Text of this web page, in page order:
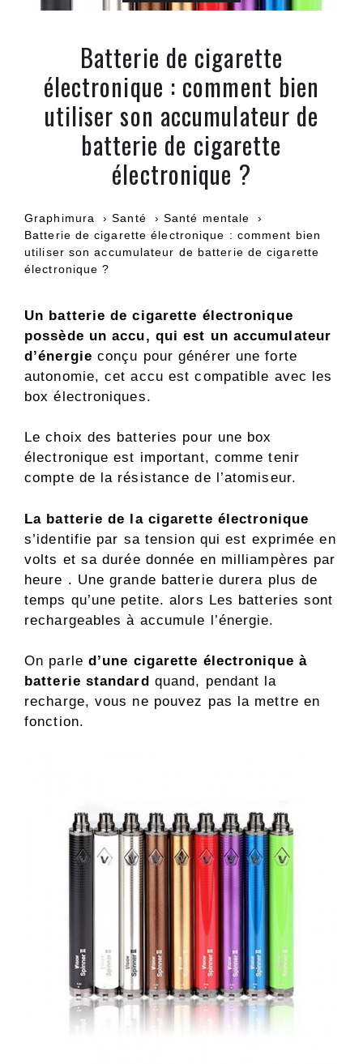
Batterie de cigarette
électronique : comment bien
utiliser son accumulateur de
batterie de cigarette
électronique ?
Graphimura Santé
Santé mentale
Batterie de cigarette électronique : comment bien
utiliser son accumulateur de batterie de cigarette
électronique ?
Un batterie de cigarette électronique
possède un accu, qui est un accumulateur
d’énergie conçu pour générer une forte
autonomie, cet accu est compatible avec les
box électroniques.
Le choix des batteries pour une box
électronique est important, comme tenir
compte de la résistance de l’atomiseur.
La batterie de la cigarette électronique
s’identifie par sa tension qui est exprimée en
volts et sa durée donnée en milliampères par
heure . Une grande batterie durera plus de
temps qu’une petite. alors Les batteries sont
rechargeables à accumule l’énergie.
On parle d’une cigarette électronique à
batterie standard quand, pendant la
recharge, vous ne pouvez pas la mettre en
fonction.